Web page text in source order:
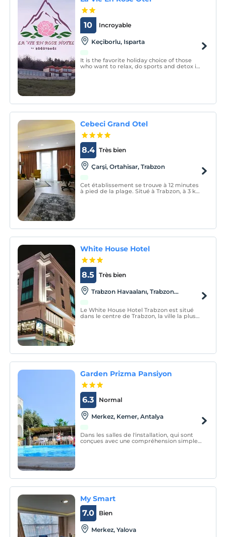
Incroyable
10
Keçiborlu, Isparta
It is the favorite holiday choice of those
who want to relax, do sports and detox in
Cebeci Grand Otel
Très bien
8.4
Çarşi, Ortahisar, Trabzon
Cet établissement se trouve à 12 minutes
à pied de la plage. Situé à Trabzon, à 3 km
White House Hotel
Très bien
8.5
Trabzon Havaalanı, Trabzon
Le White House Hotel Trabzon est situé
dans le centre de Trabzon, la ville la plus
Garden Prizma Pansiyon
Normal
6.3
Merkez, Kemer, Antalya
Dans les salles de l'installation, qui sont
conçues avec une compréhension simple;
My Smart
Bien
7.0
Merkez, Yalova